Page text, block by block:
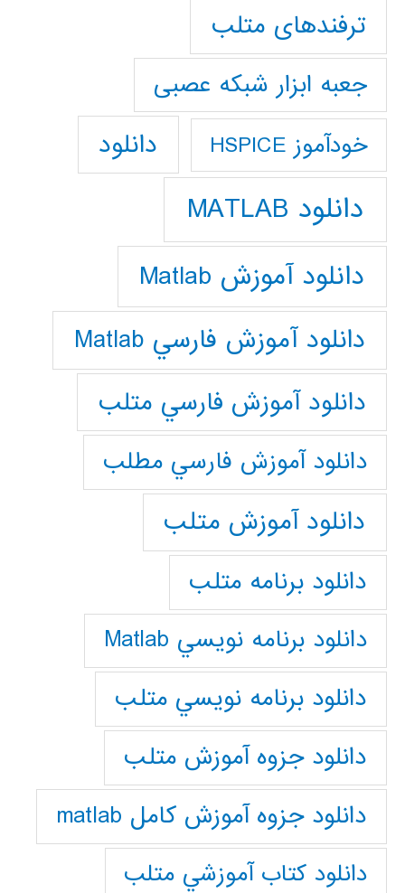
ترفندهای متلب
جعبه ابزار شبکه عصبی
خودآموز HSPICE دانلود
دانلود MATLAB
دانلود آموزش Matlab
دانلود آموزش فارسي Matlab
دانلود آموزش فارسي متلب
دانلود آموزش فارسي مطلب
دانلود آموزش متلب
دانلود برنامه متلب
دانلود برنامه نويسي Matlab
دانلود برنامه نويسي متلب
دانلود جزوه آموزش متلب
دانلود جزوه آموزش کامل matlab
دانلود كتاب آموزشي متلب